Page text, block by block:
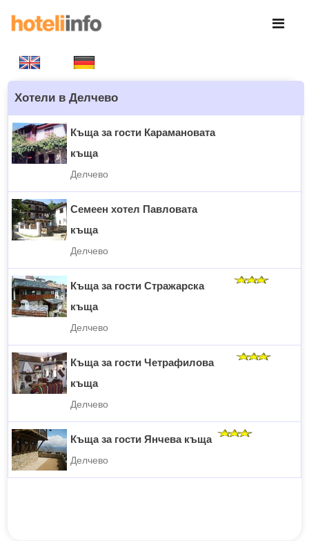
Хотели в Делчево
Къща за гости Карамановата
къща
Делчево
Семеен хотел Павловата
къща
Делчево
Къща за гости Стражарска
къща
Делчево
Къща за гости Четрафилова
къща
Делчево
Къща за гости Янчева къща
Делчево